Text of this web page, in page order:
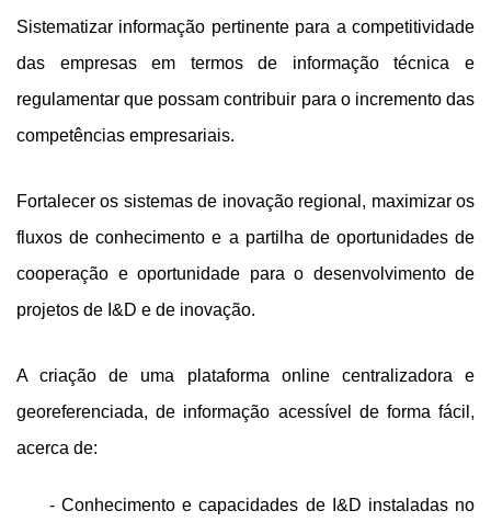
Sistematizar informação pertinente para a competitividade
das empresas em termos de informação técnica e
regulamentar que possam contribuir para o incremento das
competências empresariais.
Fortalecer os sistemas de inovação regional, maximizar os
fluxos de conhecimento e a partilha de oportunidades de
cooperação e oportunidade para o desenvolvimento de
projetos de I&D e de inovação.
A criação de uma plataforma online centralizadora e
georeferenciada, de informação acessível de forma fácil,
acerca de:
- Conhecimento e capacidades de I&D instaladas no